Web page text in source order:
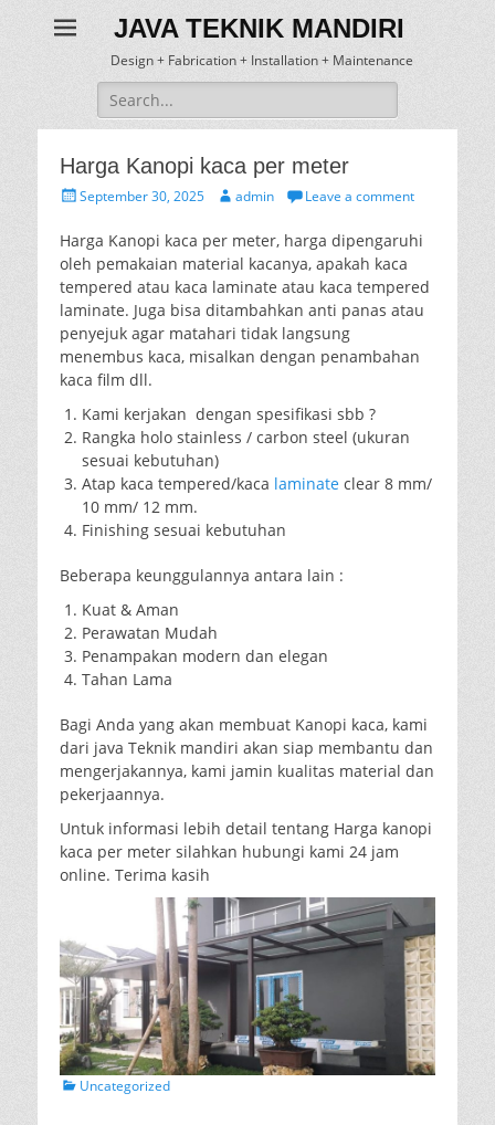
JAVA TEKNIK MANDIRI
Design + Fabrication + Installation + Maintenance
Search
for:
Harga Kanopi kaca per meter
PostedSeptember 30, 2025 Author
admin Leave a comment
Harga Kanopi kaca per meter, harga dipengaruhi
oleh pemakaian material kacanya, apakah kaca
tempered atau kaca laminate atau kaca tempered
laminate. Juga bisa ditambahkan anti panas atau
penyejuk agar matahari tidak langsung
menembus kaca, misalkan dengan penambahan
kaca film dll.
Kami kerjakan dengan spesifikasi sbb ?
Rangka holo stainless / carbon steel (ukuran
sesuai kebutuhan)
Atap kaca tempered/kaca laminate clear 8 mm/
10 mm/ 12 mm.
Finishing sesuai kebutuhan
Beberapa keunggulannya antara lain :
Kuat & Aman
Perawatan Mudah
Penampakan modern dan elegan
Tahan Lama
Bagi Anda yang akan membuat Kanopi kaca, kami
dari java Teknik mandiri akan siap membantu dan
mengerjakannya, kami jamin kualitas material dan
pekerjaannya.
Untuk informasi lebih detail tentang Harga kanopi
kaca per meter silahkan hubungi kami 24 jam
online. Terima kasih
Categories
Uncategorized